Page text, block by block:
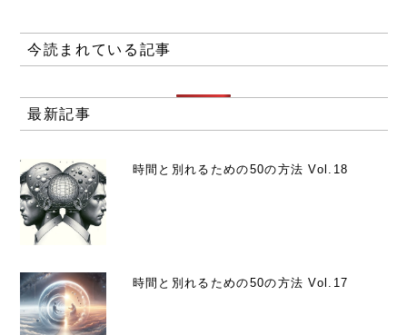
今読まれている記事
最新記事
時間と別れるための50の方法 Vol.18
時間と別れるための50の方法 Vol.17